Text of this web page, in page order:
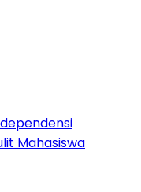
Mahasiswa